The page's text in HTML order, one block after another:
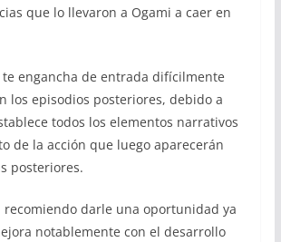
que lo llevaron a Ogami a caer en
engancha de entrada difícilmente
los episodios posteriores, debido a
todos los elementos narrativos
de la acción que luego aparecerán
posteriores.
recomiendo darle una oportunidad ya
notablemente con el desarrollo